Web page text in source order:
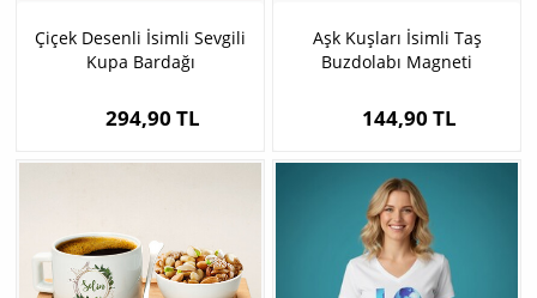
Çiçek Desenli İsimli Sevgili
Kupa Bardağı
294,90 TL
Aşk Kuşları İsimli Taş
Buzdolabı Magneti
144,90 TL